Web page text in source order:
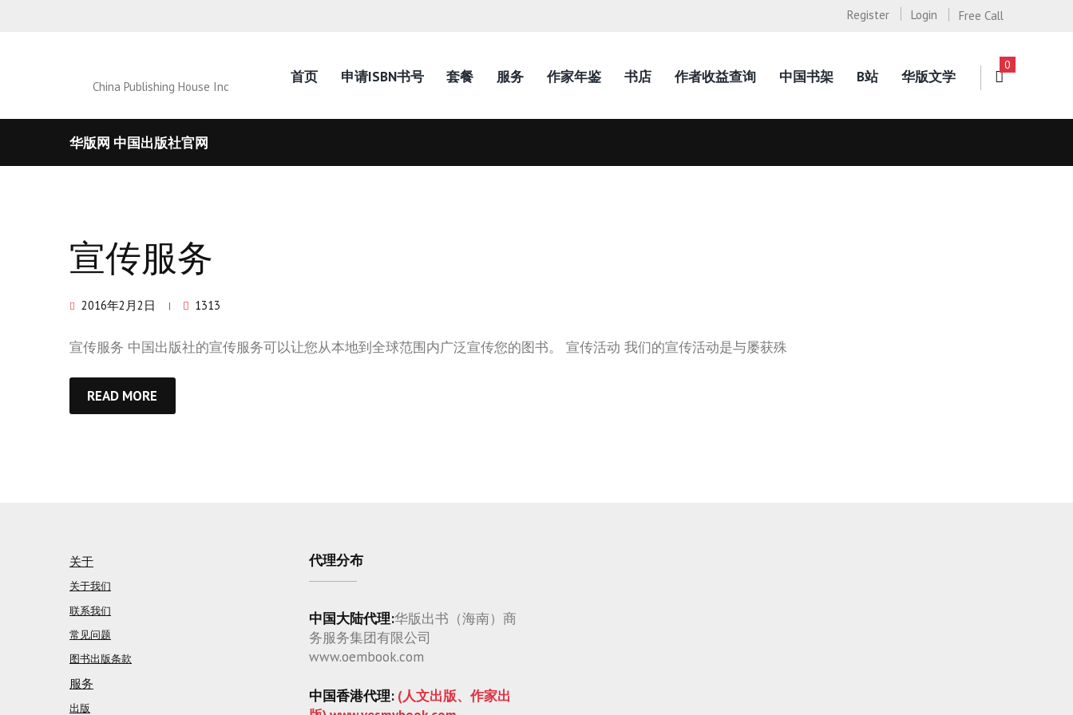
Free Call
Register Login
China Publishing House Inc
首页 申请ISBN书号 套餐 服务 作家年鉴 书店 作者收益查询 中国书架 B站 华版文学
0
华版网 中国出版社官网
宣传服务
2016年2月2日 1313
宣传服务 中国出版社的宣传服务可以让您从本地到全球范围内广泛宣传您的图书。 宣传活动 我们的宣传活动是与屡获殊
READ MORE
关于
关于我们
联系我们
常见问题
图书出版条款
服务
出版
代理分布
中国大陆代理:华版出书（海南）商
务服务集团有限公司
www.oembook.com
中国香港代理: (人文出版、作家出